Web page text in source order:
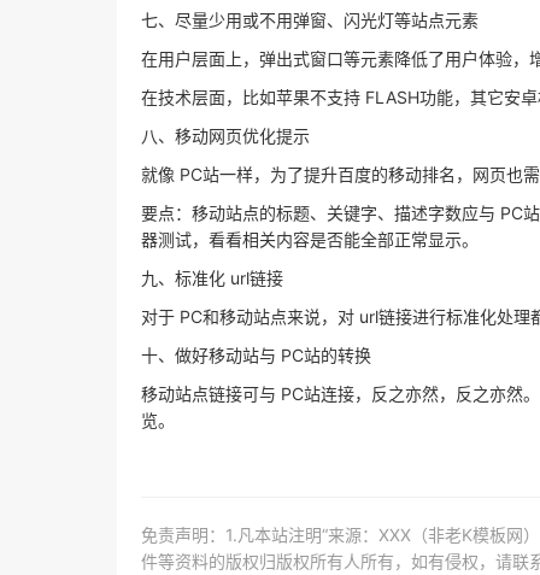
七、尽量少用或不用弹窗、闪光灯等站点元素
在用户层面上，弹出式窗口等元素降低了用户体验，
在技术层面，比如苹果不支持 FLASH功能，其它安
八、移动网页优化提示
就像 PC站一样，为了提升百度的移动排名，网页也
要点：移动站点的标题、关键字、描述字数应与 PC
器测试，看看相关内容是否能全部正常显示。
九、标准化 url链接
对于 PC和移动站点来说，对 url链接进行标准化处
十、做好移动站与 PC站的转换
移动站点链接可与 PC站连接，反之亦然，反之亦然
览。
免责声明：1.凡本站注明“来源：XXX（非老K模板网
件等资料的版权归版权所有人所有，如有侵权，请